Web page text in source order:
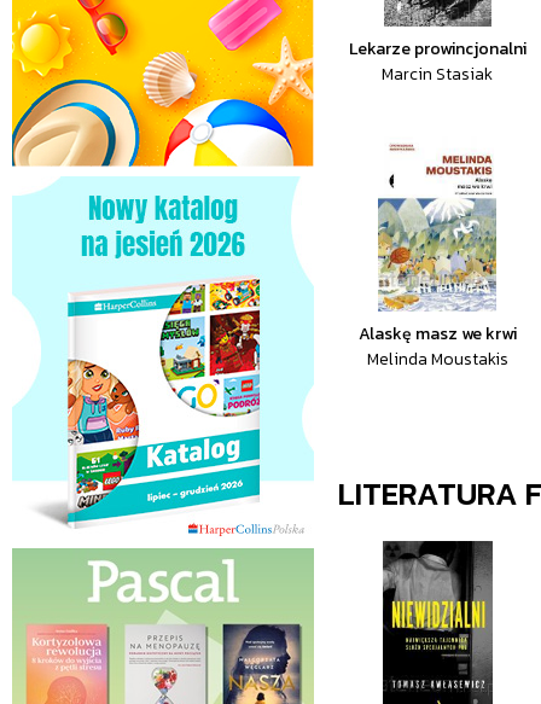
Lekarze prowincjonalni
Marcin Stasiak
Alaskę masz we krwi
Melinda Moustakis
LITERATURA